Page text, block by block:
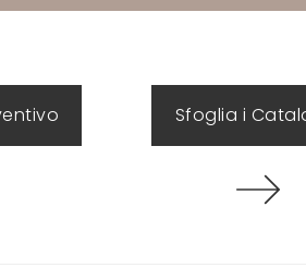
Sfoglia i